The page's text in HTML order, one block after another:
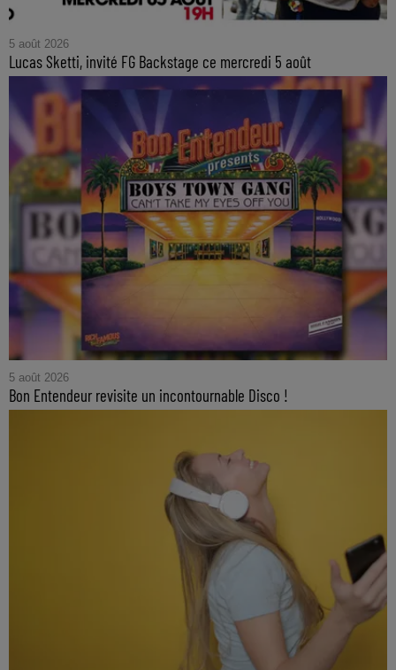
5 août 2026
Lucas Sketti, invité FG Backstage ce mercredi 5 août
5 août 2026
Bon Entendeur revisite un incontournable Disco !